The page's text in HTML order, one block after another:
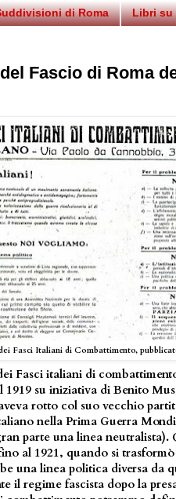
di Roma Libri su
Fascio di Roma
Fasci Italiani di Combattimento,
Fasci italiani di
1919 su iniziativa di Benito
rotto col suo vecchio
nella Prima Guerra
parte una linea neutralista).
al 1921, quando si
una linea politica diversa da
il regime fascista dopo la